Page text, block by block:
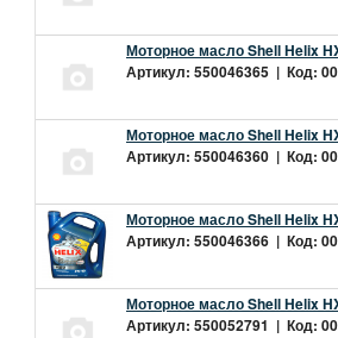
Моторное масло Shell Helix
Артикул: 550046365 | Код:
Моторное масло Shell Helix
Артикул: 550046360 | Код:
Моторное масло Shell Helix
Артикул: 550046366 | Код:
Моторное масло Shell Helix
Артикул: 550052791 | Код: